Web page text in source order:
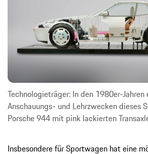
Technologieträger: In den 1980er-
Anschauungs- und Lehrzwecken dieses
Porsche 944 mit pink lackierten
Insbesondere für Sportwagen hat eine